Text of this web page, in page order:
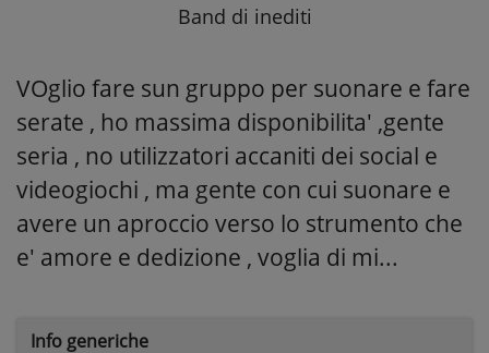
Band di inediti
VOglio fare sun gruppo per suonare e fare
serate , ho massima disponibilita' ,gente
seria , no utilizzatori accaniti dei social e
videogiochi , ma gente con cui suonare e
avere un aproccio verso lo strumento che
e' amore e dedizione , voglia di mi...
Info generiche